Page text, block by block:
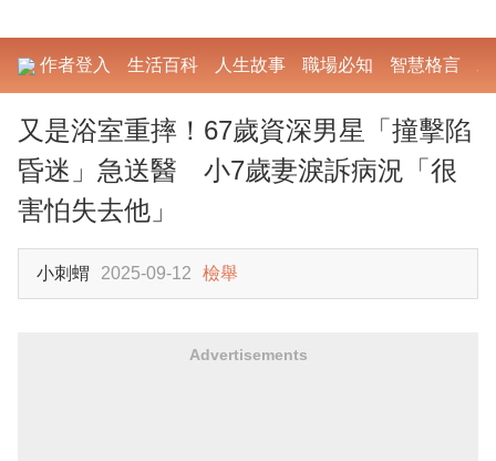
作者登入 生活百科 人生故事 職場必知 智慧格言
又是浴室重摔！67歲資深男星「撞擊陷
昏迷」急送醫 小7歲妻淚訴病況「很
害怕失去他」
小刺蝟 2025-09-12 檢舉
Advertisements